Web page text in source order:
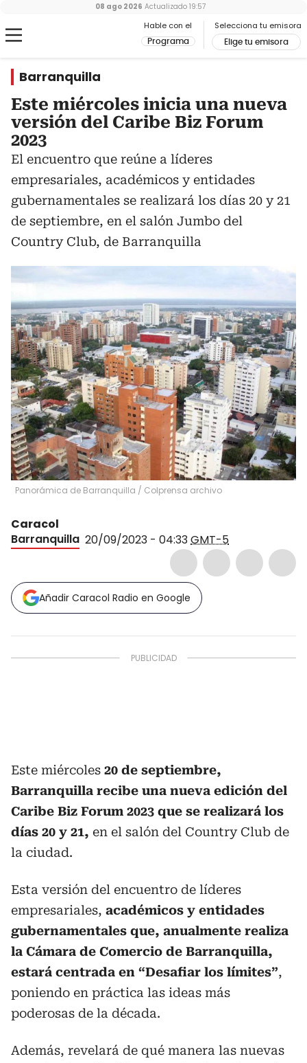
Hable con el
Programa
Selecciona tu emisora
Elige tu emisora
08 ago 2026 Actualizado 19:57
Barranquilla
Este miércoles inicia una nueva
versión del Caribe Biz Forum
2023
El encuentro que reúne a líderes
empresariales, académicos y entidades
gubernamentales se realizará los días 20 y 21
de septiembre, en el salón Jumbo del
Country Club, de Barranquilla
Panorámica de Barranquilla / Colprensa archivo
Caracol
Barranquilla 20/09/2023 - 04:33GMT-5
Añadir Caracol Radio en Google
Este miércoles 20 de septiembre,
Barranquilla recibe una nueva edición del
Caribe Biz Forum 2023 que se realizará los
días 20 y 21, en el salón del Country Club de
la ciudad.
Esta versión del encuentro de líderes
empresariales, académicos y entidades
gubernamentales que, anualmente realiza
la Cámara de Comercio de Barranquilla,
estará centrada en “Desafiar los límites”,
poniendo en práctica las ideas más
poderosas de la década.
Además, revelará de qué manera las nuevas